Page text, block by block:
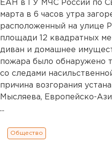
ЕАН в ГУ МЧС России по
марта в 6 часов утра
расположенный на улице
площади 12 квадратных
диван и домашнее
пожара было обнаружено
со следами
причина возгорания
Мысляева, Европейско-
...
Общество